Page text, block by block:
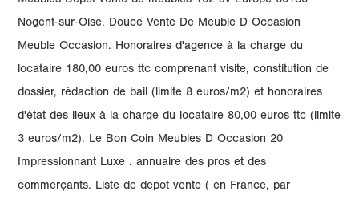
Nogent-sur-Oise. Douce Vente De Meuble D Occasion
Meuble Occasion. Honoraires d'agence à la charge du
locataire 180,00 euros ttc comprenant visite, constitution de
dossier, rédaction de bail (limite 8 euros/m2) et honoraires
d'état des lieux à la charge du locataire 80,00 euros ttc (limite
3 euros/m2). Le Bon Coin Meubles D Occasion 20
Impressionnant Luxe . annuaire des pros et des
commerçants. Liste de depot vente ( en France, par